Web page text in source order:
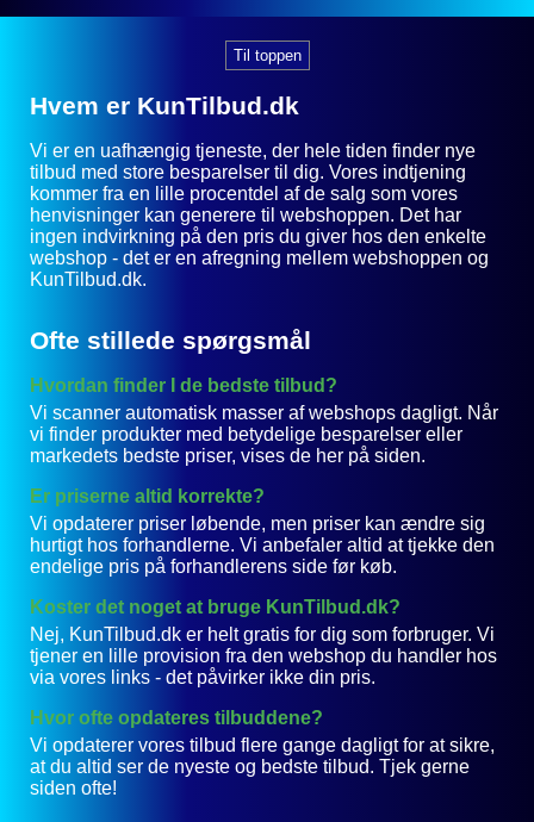
Til toppen
Hvem er KunTilbud.dk
Vi er en uafhængig tjeneste, der hele tiden finder nye
tilbud med store besparelser til dig. Vores indtjening
kommer fra en lille procentdel af de salg som vores
henvisninger kan generere til webshoppen. Det har
ingen indvirkning på den pris du giver hos den enkelte
webshop - det er en afregning mellem webshoppen og
KunTilbud.dk.
Ofte stillede spørgsmål
Hvordan finder I de bedste tilbud?
Vi scanner automatisk masser af webshops dagligt. Når
vi finder produkter med betydelige besparelser eller
markedets bedste priser, vises de her på siden.
Er priserne altid korrekte?
Vi opdaterer priser løbende, men priser kan ændre sig
hurtigt hos forhandlerne. Vi anbefaler altid at tjekke den
endelige pris på forhandlerens side før køb.
Koster det noget at bruge KunTilbud.dk?
Nej, KunTilbud.dk er helt gratis for dig som forbruger. Vi
tjener en lille provision fra den webshop du handler hos
via vores links - det påvirker ikke din pris.
Hvor ofte opdateres tilbuddene?
Vi opdaterer vores tilbud flere gange dagligt for at sikre,
at du altid ser de nyeste og bedste tilbud. Tjek gerne
siden ofte!